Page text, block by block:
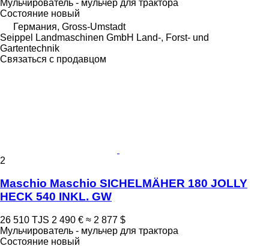
Мульчирователь - мульчер для трактора
Состояние новый
Германия, Gross-Umstadt
Seippel Landmaschinen GmbH Land-, Forst- und
Gartentechnik
Связаться с продавцом
2
Maschio Maschio SICHELMÄHER 180 JOLLY
HECK 540 INKL. GW
26 510 TJS 2 490 € ≈ 2 877 $
Мульчирователь - мульчер для трактора
Состояние новый